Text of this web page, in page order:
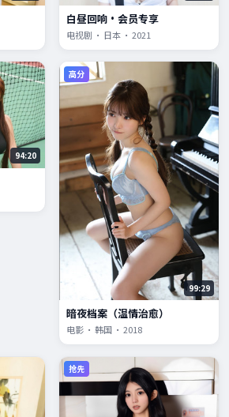
白昼回响·会员专享
电视剧 · 日本 · 2021
94:20
高分
99:29
暗夜档案（温情治愈）
电影 · 韩国 · 2018
抢先